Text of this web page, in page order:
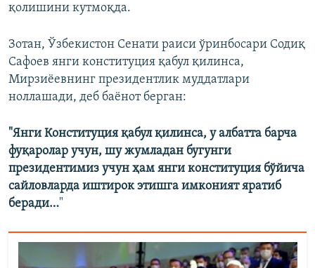
қолишини кутмоқда.
Зотан, Ўзбекистон Сенати раиси ўринбосари Содиқ
Сафоев янги конституция қабул қилинса,
Мирзиёевнинг президентлик муддатлари
ноллашади, деб баёнот берган:
"Янги Конституция қабул қилинса, у албатта барча
фуқаролар учун, шу жумладан бугунги
президентимиз учун ҳам янги конституция бўйича
сайловларда иштирок этишга имконият яратиб
беради…"